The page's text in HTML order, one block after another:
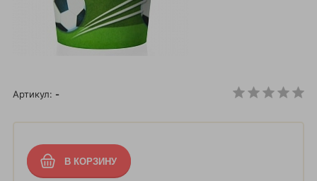
Артикул: -